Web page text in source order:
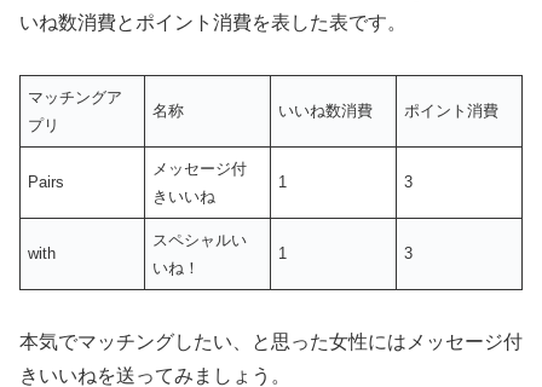
いね数消費とポイント消費を表した表です。
マッチングア
プリ
名称 いいね数消費 ポイント消費
Pairs
メッセージ付
きいいね
1 3
with
スペシャルい
いね！
1 3
本気でマッチングしたい、と思った女性にはメッセージ付
きいいねを送ってみましょう。